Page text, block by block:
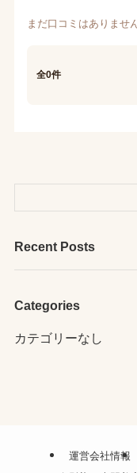
まだ口コミはありませ
全0件
Recent Posts
Categories
カテゴリーなし
運営会社情報